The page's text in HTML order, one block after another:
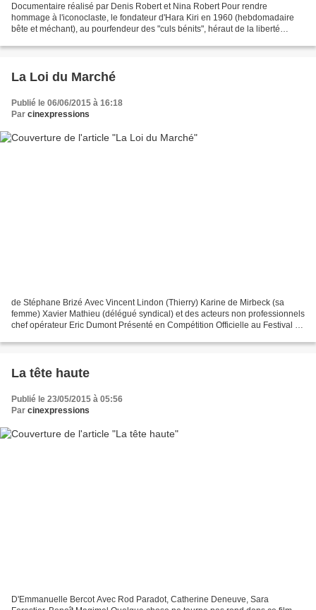
Documentaire réalisé par Denis Robert et Nina Robert Pour rendre
hommage à l'iconoclaste, le fondateur d'Hara Kiri en 1960 (hebdomadaire
bête et méchant), au pourfendeur des "culs bénits", héraut de la liberté
La Loi du Marché
Publié le 06/06/2015 à 16:18
Par cinexpressions
de Stéphane Brizé Avec Vincent Lindon (Thierry) Karine de Mirbeck (sa
femme) Xavier Mathieu (délégué syndical) et des acteurs non professionnels
chef opérateur Eric Dumont Présenté en Compétition Officielle au Festival de
La tête haute
Publié le 23/05/2015 à 05:56
Par cinexpressions
D'Emmanuelle Bercot Avec Rod Paradot, Catherine Deneuve, Sara